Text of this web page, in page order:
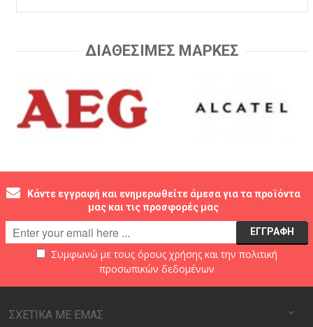
ΔΙΑΘΕΣΙΜΕΣ ΜΑΡΚΕΣ
Κάντε εγγραφή και ενημερωθείτε άμεσα για τα προϊόντα
μας και τις προσφορές μας
Συμφωνώ με τους όρους χρήσηςκαι την πολιτική
προσωπικών δεδομένων
ΣΧΕΤΙΚΑ ΜΕ ΕΜΑΣ